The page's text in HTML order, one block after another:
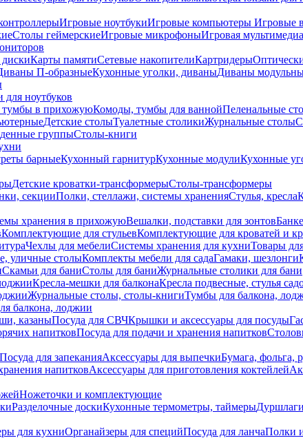
Игровые ноутбукиИгровые компьютеры Игровые
Столы геймерскиеИгровые микрофоныИгровая
Карты памятиСетевые накопителиКартридеры
П-образныеКухонные уголки, диваныДиваны
для ноутбуков
в прихожуюКомоды, тумбы для ваннойПеленальные
Детские столыТуалетные столикиЖурнальные столы
группыСтолы-книги
барныеКухонный гарнитурКухонные модулиКухонные
Детские кроватки-трансформерыСтолы-трансформеры
секцииПолки, стеллажи, системы храненияСтулья, кресла
хранения в прихожуюВешалки, подставки для зонтов
Комплектующие для стульевКомплектующие для кроватей и
Чехлы для мебелиСистемы хранения для кухниТовары
уличные столыКомплекты мебели для садаГамаки, шезлонги
Скамьи для баниСтолы для баниЖурнальные столики для бани
Кресла-мешки для балконаКресла подвесные, стулья
Журнальные столы, столы-книгиТумбы для балкона,
балкона, лоджии
казаныПосуда для СВЧКрышки и аксессуары для посуды
напитковПосуда для подачи и хранения напитков
Посуда для запеканияАксессуары для выпечкиБумага, фольга,
напитковАксессуары для приготовления коктейлей
Ножеточки и комплектующие
Разделочные доскиКухонные термометры, таймеры
для кухниОрганайзеры для специйПосуда для ланчаПолки